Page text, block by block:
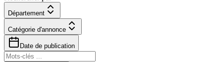
Département
Catégorie d'annonce
Date de publication